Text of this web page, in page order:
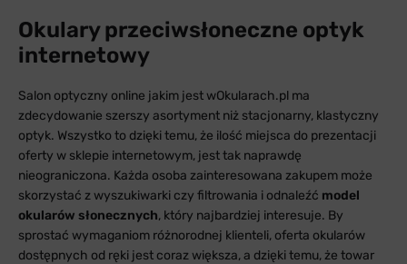
Okulary przeciwsłoneczne optyk
internetowy
Salon optyczny online jakim jest wOkularach.pl ma
zdecydowanie szerszy asortyment niż stacjonarny, klastyczny
optyk. Wszystko to dzięki temu, że ilość miejsca do prezentacji
oferty w sklepie internetowym, jest tak naprawdę
nieograniczona. Każda osoba zainteresowana zakupem może
skorzystać z wyszukiwarki czy filtrowania i odnaleźć model
okularów słonecznych, który najbardziej interesuje. By
sprostać wymaganiom różnorodnej klienteli, oferta okularów
dostępnych od ręki jest coraz większa, a dzięki temu, że towar